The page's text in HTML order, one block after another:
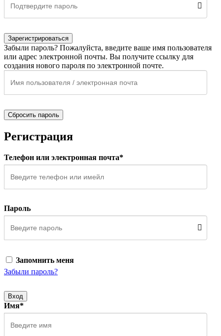
Зарегистрироваться
Забыли пароль? Пожалуйста, введите ваше имя пользователя
или адрес электронной почты. Вы получите ссылку для
создания нового пароля по электронной почте.
Сбросить пароль
Регистрация
Телефон или электронная почта*
Пароль
Запомнить меня
Забыли пароль?
Вход
Имя*